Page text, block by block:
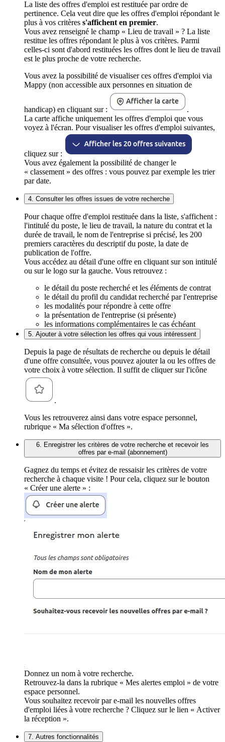
La liste des offres d'emploi est restituée par ordre de
pertinence. Cela veut dire que les offres d'emploi répondant le
plus à vos critères s'affichent en premier.
Vous avez renseigné le champ « Lieu de travail » ? La liste
restitue les offres répondant le plus à vos critères. Parmi
celles-ci sont d'abord restituées les offres dont le lieu de travail
est le plus proche de votre recherche.
Vous avez la possibilité de visualiser ces offres d'emploi via
Mappy (non accessible aux personnes en situation de
handicap) en cliquant sur :
.
La carte affiche uniquement les offres d'emploi que vous
voyez à l'écran. Pour visualiser les offres d'emploi suivantes,
cliquez sur :
Vous avez également la possibilité de changer le
« classement » des offres : vous pouvez par exemple les trier
par date.
4. Consulter les offres issues de votre recherche
Pour chaque offre d'emploi restituée dans la liste, s'affichent :
l'intitulé du poste, le lieu de travail, la nature du contrat et la
durée de travail, le nom de l'entreprise si précisé, les 200
premiers caractères du descriptif du poste, la date de
publication de l'offre.
Vous accédez au détail d'une offre en cliquant sur son intitulé
ou sur le logo sur la gauche. Vous retrouvez :
le détail du poste recherché et les éléments de contrat
le détail du profil du candidat recherché par l'entreprise
les modalités pour répondre à cette offre
la présentation de l'entreprise (si présente)
les informations complémentaires le cas échéant
5. Ajouter à votre sélection les offres qui vous intéressent
Depuis la page de résultats de recherche ou depuis le détail
d'une offre consultée, vous pouvez ajouter la ou les offres de
votre choix à votre sélection. Il suffit de cliquer sur l'icône
.
Vous les retrouverez ainsi dans votre espace personnel,
rubrique « Ma sélection d'offres ».
6. Enregistrer les critères de votre recherche et recevoir les
offres par e-mail (abonnement)
Gagnez du temps et évitez de ressaisir les critères de votre
recherche à chaque visite ! Pour cela, cliquez sur le bouton
« Créer une alerte » :
Donnez un nom à votre recherche.
Retrouvez-la dans la rubrique « Mes alertes emploi » de votre
espace personnel.
Vous souhaitez recevoir par e-mail les nouvelles offres
d'emploi liées à votre recherche ? Cliquez sur le lien « Activer
la réception ».
7. Autres fonctionnalités